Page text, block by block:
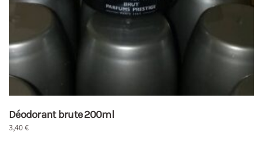
Déodorant brute 200ml
3,40€